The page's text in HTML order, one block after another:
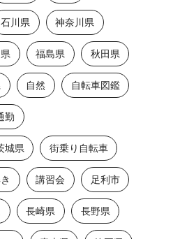
石川県 神奈川県
福島県 秋田県
自然 自転車図鑑
勤
城県 街乗り自転車
講習会 足利市
長崎県 長野県